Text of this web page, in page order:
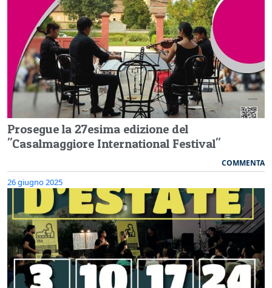
Prosegue la 27esima edizione del
"Casalmaggiore International Festival"
COMMENTA
26 giugno 2025